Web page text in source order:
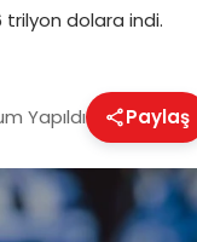
trilyon dolara indi.
Yapıldı Paylaş